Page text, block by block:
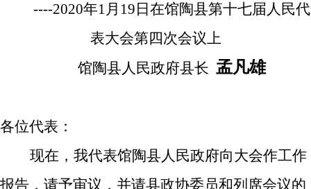
----2020年1月 19 日在馆陶县第十七届人民代
表大会第四次会议上
馆陶县人民政府县长 孟凡雄
各位代表：
现在，我代表馆陶县人民政府向大会作工作
报告，请予审议，并请县政协委员和列席会议的